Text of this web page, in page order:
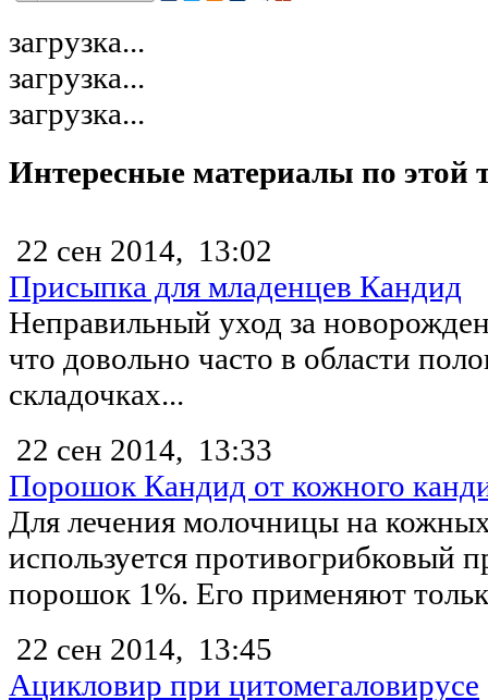
загрузка...
загрузка...
загрузка...
Интересные материалы по этой
22 сен 2014, 13:02
Присыпка для младенцев Кандид
Неправильный уход за
что довольно часто в области
складочках...
22 сен 2014, 13:33
Порошок Кандид от кожного
Для лечения молочницы на
используется противогрибковый
порошок 1%. Его применяют
22 сен 2014, 13:45
Ацикловир при цитомегаловирусе